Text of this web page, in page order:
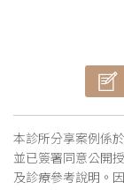
本診所分享案例係
並已簽署同意公開
及診療參考說明。